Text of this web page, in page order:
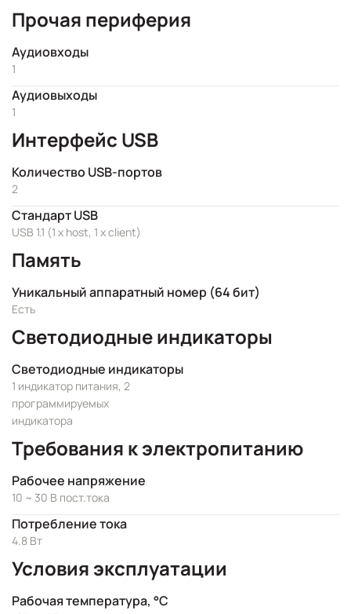
Прочая периферия
Аудиовходы
1
Аудиовыходы
1
Интерфейс USB
Количество USB-портов
2
Стандарт USB
USB 1.1 (1 x host, 1 x client)
Память
Уникальный аппаратный номер (64 бит)
Есть
Светодиодные индикаторы
Светодиодные индикаторы
1 индикатор питания, 2
программируемых
индикатора
Требования к электропитанию
Рабочее напряжение
10 ~ 30 В пост.тока
Потребление тока
4.8 Вт
Условия эксплуатации
Рабочая температура, °C